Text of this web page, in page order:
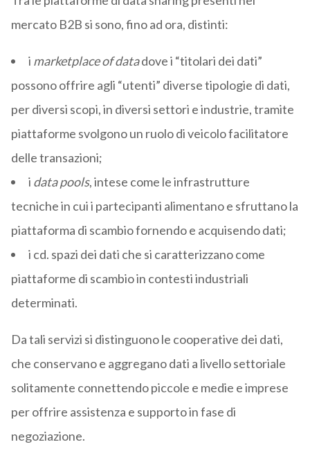
mercato B2B si sono, fino ad ora, distinti:
i marketplace of datadove i “titolari dei dati”
possono offrire agli “utenti” diverse tipologie di dati,
per diversi scopi, in diversi settori e industrie, tramite
piattaforme svolgono un ruolo di veicolo facilitatore
delle transazioni;
i data pools, intese come le infrastrutture
tecniche in cui i partecipanti alimentano e sfruttano la
piattaforma di scambio fornendo e acquisendo dati;
i cd. spazi dei dati che si caratterizzano come
piattaforme di scambio in contesti industriali
determinati.
Da tali servizi si distinguono le cooperative dei dati,
che conservano e aggregano dati a livello settoriale
solitamente connettendo piccole e medie e imprese
per offrire assistenza e supporto in fase di
negoziazione.